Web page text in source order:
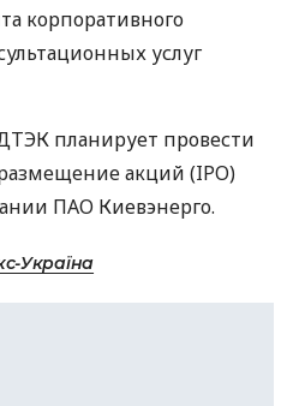
корпоративного
услуг
планирует провести
акций (IPO)
ПАО Киевэнерго.
Україна